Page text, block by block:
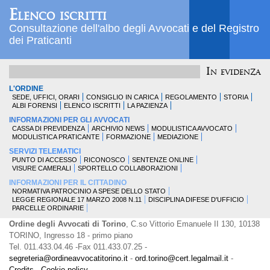
Elenco iscritti
Consultazione dell'albo degli Avvocati e del Registro
dei Praticanti
In evidenza
L'ORDINE
SEDE, UFFICI, ORARI CONSIGLIO IN CARICA REGOLAMENTO
STORIA
ALBI FORENSI
ELENCO ISCRITTI LA PAZIENZA
INFORMAZIONI PER GLI AVVOCATI
CASSA DI PREVIDENZA ARCHIVIO NEWS
MODULISTICA AVVOCATO
MODULISTICA PRATICANTE
FORMAZIONE MEDIAZIONE
SERVIZI TELEMATICI
PUNTO DI ACCESSO RICONOSCO
SENTENZE ONLINE
VISURE CAMERALI
SPORTELLO COLLABORAZIONI
INFORMAZIONI PER IL CITTADINO
NORMATIVA PATROCINIO A SPESE DELLO STATO
LEGGE REGIONALE 17 MARZO 2008 N.11
DISCIPLINA DIFESE D'UFFICIO
PARCELLE ORDINARIE
Ordine degli Avvocati di Torino, C.so Vittorio Emanuele II 130, 10138
TORINO, Ingresso 18 - primo piano
Tel. 011.433.04.46 -Fax 011.433.07.25 -
segreteria@ordineavvocatitorino.it - ord.torino@cert.legalmail.it -